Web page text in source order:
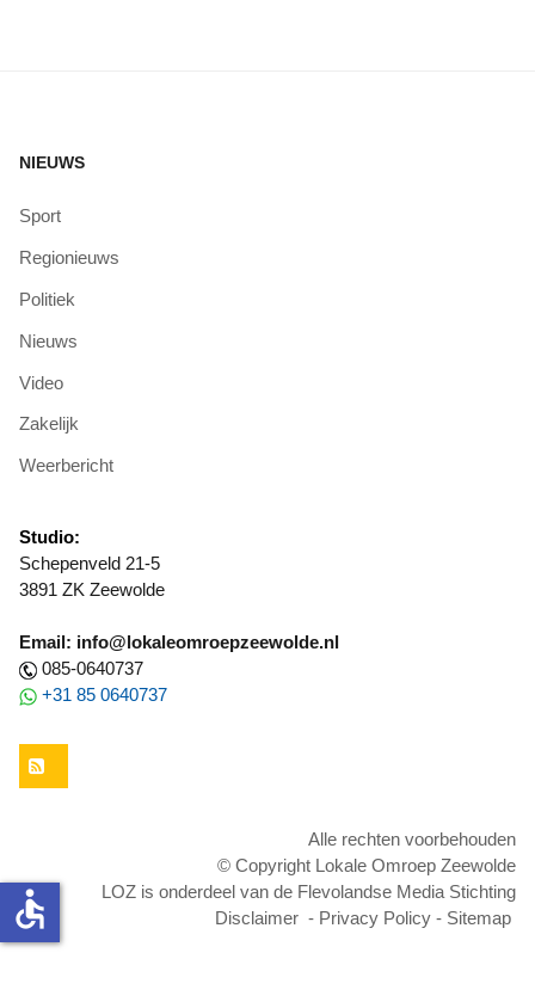
NIEUWS
Sport
Regionieuws
Politiek
Nieuws
Video
Zakelijk
Weerbericht
Studio:
Schepenveld 21-5
3891 ZK Zeewolde
Email: info@lokaleomroepzeewolde.nl
085-0640737
+31 85 0640737
Alle rechten voorbehouden
© Copyright Lokale Omroep Zeewolde
LOZ is onderdeel van de Flevolandse Media Stichting
Disclaimer - Privacy Policy - Sitemap
accessible